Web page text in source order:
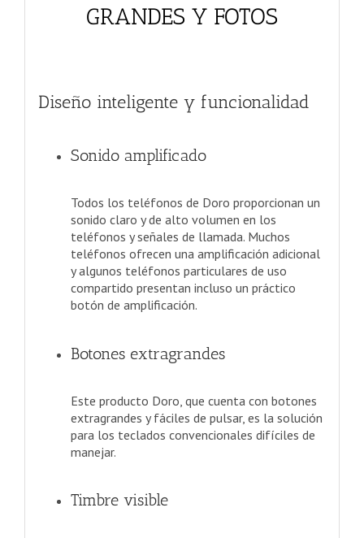
GRANDES Y FOTOS
Diseño inteligente y funcionalidad
Sonido amplificado
Todos los teléfonos de Doro proporcionan un
sonido claro y de alto volumen en los
teléfonos y señales de llamada. Muchos
teléfonos ofrecen una amplificación adicional
y algunos teléfonos particulares de uso
compartido presentan incluso un práctico
botón de amplificación.
Botones extragrandes
Este producto Doro, que cuenta con botones
extragrandes y fáciles de pulsar, es la solución
para los teclados convencionales difíciles de
manejar.
Timbre visible